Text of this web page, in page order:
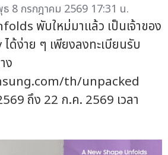
8 กรกฎาคม 2569 17:31 น.
พับใหม่มาแล้ว เป็นเจ้าของ
ด้ง่าย ๆ เพียงลงทะเบียนรับ
ง
th/unpacked
ถึง 22 ก.ค. 2569 เวลา